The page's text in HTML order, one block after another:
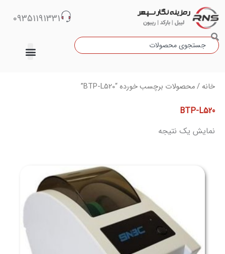
پرش
محتوا
جستجو
09351191331
خانه / محصولات برچسب خورده “BTP-L520”
BTP-L520
نمایش یک نتیجه